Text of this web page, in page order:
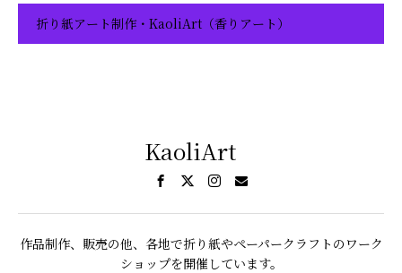
折り紙アート制作・KaoliArt（香りアート）
KaoliArt
作品制作、販売の他、各地で折り紙やペーパークラフトのワーク
ショップを開催しています。